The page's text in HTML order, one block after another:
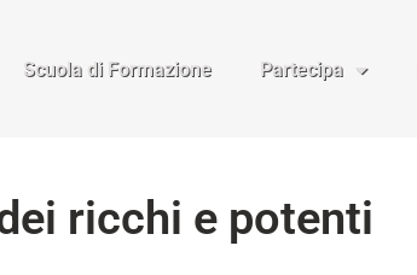
Scuola di Formazione Partecipa
ricchi e potenti